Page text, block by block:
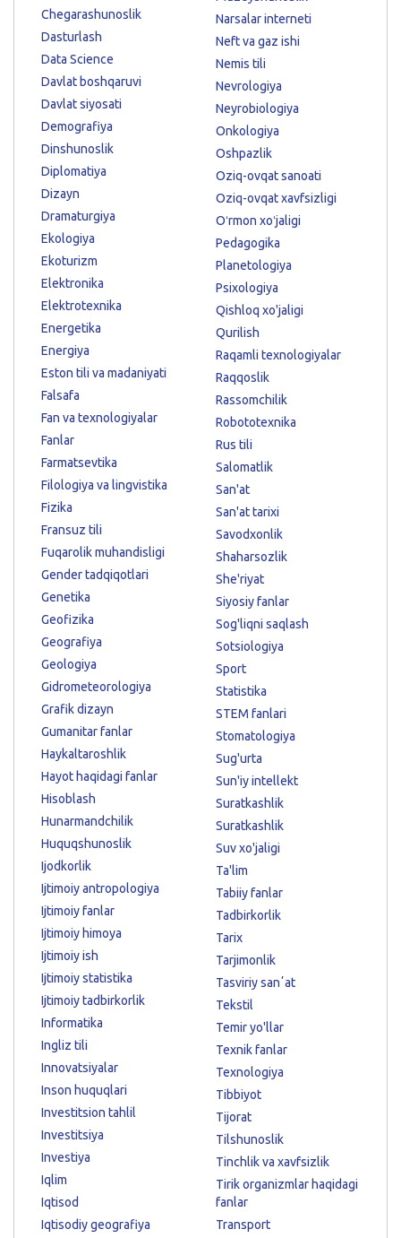
Chegarashunoslik
Dasturlash
Data Science
Davlat boshqaruvi
Davlat siyosati
Demografiya
Dinshunoslik
Diplomatiya
Dizayn
Dramaturgiya
Ekologiya
Ekoturizm
Elektronika
Elektrotexnika
Energetika
Energiya
Eston tili va madaniyati
Falsafa
Fan va texnologiyalar
Fanlar
Farmatsevtika
Filologiya va lingvistika
Fizika
Fransuz tili
Fuqarolik muhandisligi
Gender tadqiqotlari
Genetika
Geofizika
Geografiya
Geologiya
Gidrometeorologiya
Grafik dizayn
Gumanitar fanlar
Haykaltaroshlik
Hayot haqidagi fanlar
Hisoblash
Hunarmandchilik
Huquqshunoslik
Ijodkorlik
Ijtimoiy antropologiya
Ijtimoiy fanlar
Ijtimoiy himoya
Ijtimoiy ish
Ijtimoiy statistika
Ijtimoiy tadbirkorlik
Informatika
Ingliz tili
Innovatsiyalar
Inson huquqlari
Investitsion tahlil
Investitsiya
Investiya
Iqlim
Iqtisod
Iqtisodiy geografiya
Narsalar interneti
Neft va gaz ishi
Nemis tili
Nevrologiya
Neyrobiologiya
Onkologiya
Oshpazlik
Oziq-ovqat sanoati
Oziq-ovqat xavfsizligi
Oʻrmon xoʻjaligi
Pedagogika
Planetologiya
Psixologiya
Qishloq xo'jaligi
Qurilish
Raqamli texnologiyalar
Raqqoslik
Rassomchilik
Robototexnika
Rus tili
Salomatlik
San'at
San'at tarixi
Savodxonlik
Shaharsozlik
She'riyat
Siyosiy fanlar
Sog'liqni saqlash
Sotsiologiya
Sport
Statistika
STEM fanlari
Stomatologiya
Sug'urta
Sun'iy intellekt
Suratkashlik
Suratkashlik
Suv xo'jaligi
Ta'lim
Tabiiy fanlar
Tadbirkorlik
Tarix
Tarjimonlik
Tasviriy sanʼat
Tekstil
Temir yo'llar
Texnik fanlar
Texnologiya
Tibbiyot
Tijorat
Tilshunoslik
Tinchlik va xavfsizlik
Tirik organizmlar haqidagi
fanlar
Transport